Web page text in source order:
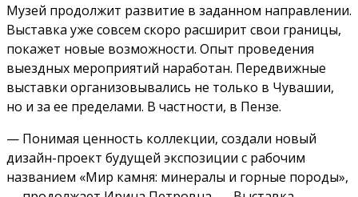
Музей продолжит развитие в заданном направлении.
Выставка уже совсем скоро расширит свои границы,
покажет новые возможности. Опыт проведения
выездных мероприятий наработан. Передвижные
выставки организовывались не только в Чувашии,
но и за ее пределами. В частности, в Пензе.
— Понимая ценность коллекции, создали новый
дизайн-проект будущей экспозиции с рабочим
названием «Мир камня: минералы и горные породы»,